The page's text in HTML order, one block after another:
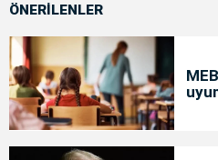
ÖNERİLENLER